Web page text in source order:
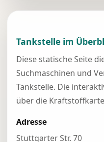
Tankstelle im
Diese statische Seite
Suchmaschinen und
Tankstelle. Die
über die
Adresse
Stuttgarter Str. 70